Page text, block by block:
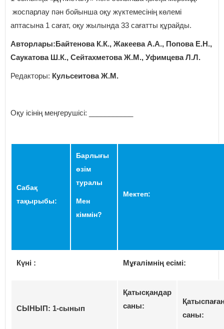
жоспарлау пән бойынша оқу жүктемесінің көлемі
аптасына 1 сағат, оқу жылында 33 сағатты құрайды.
Авторлары:Байтенова К.К., Жакеева А.А., Попова Е.Н.,
Саукатова Ш.К., Сейтахметова Ж.М., Уфимцева Л.Л.
Редакторы: Кульсеитова Ж.М.
Оқу ісінің меңгерушісі: ___________
Сабақ
тақырыбы:
Барлығы
өзім
туралы
Мен
кіммін?
Мектеп:
Күні : Мұғалімнің есімі:
СЫНЫП: 1-сынып
Қатысқандар
саны:
саны: